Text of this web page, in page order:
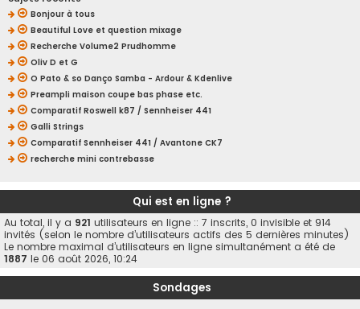
Bonjour à tous
Beautiful Love et question mixage
Recherche Volume2 Prudhomme
Oliv D et G
O Pato & so Danço Samba - Ardour & Kdenlive
Preampli maison coupe bas phase etc.
Comparatif Roswell k87 / Sennheiser 441
Galli Strings
Comparatif Sennheiser 441 / Avantone CK7
recherche mini contrebasse
Qui est en ligne ?
Au total, il y a 921 utilisateurs en ligne :: 7 inscrits, 0 invisible et 914
invités (selon le nombre d’utilisateurs actifs des 5 dernières minutes)
Le nombre maximal d’utilisateurs en ligne simultanément a été de
1887 le 06 août 2026, 10:24
Sondages